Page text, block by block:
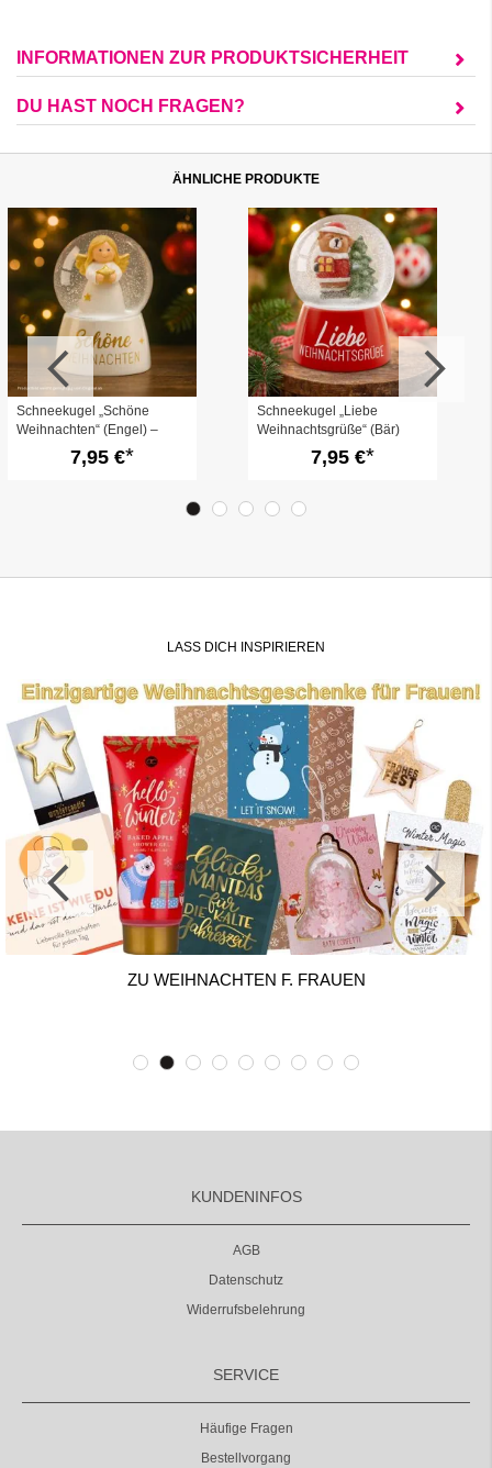
INFORMATIONEN ZUR PRODUKTSICHERHEIT
DU HAST NOCH FRAGEN?
ÄHNLICHE PRODUKTE
Schneekugel „Schöne
Weihnachten“ (Engel) –
Weihnachtsgeschenk
7,95 €
Schneekugel „Liebe
Weihnachtsgrüße“ (Bär)
7,95 €
LASS DICH INSPIRIEREN
ZU WEIHNACHTEN F. FRAUEN
KUNDENINFOS
AGB
Datenschutz
Widerrufsbelehrung
SERVICE
Häufige Fragen
Bestellvorgang